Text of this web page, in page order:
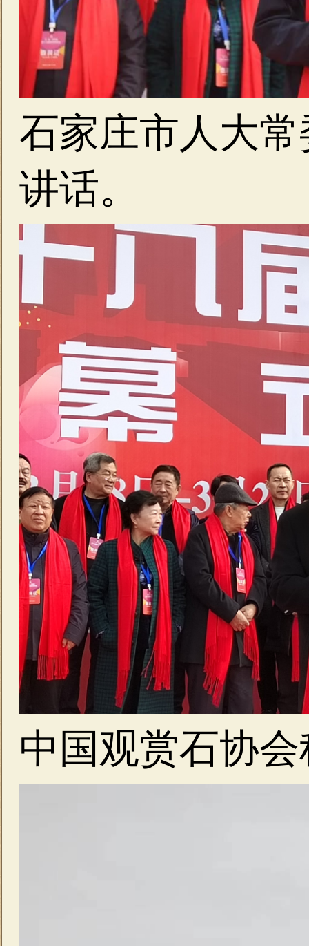
石家庄市人大
讲话。
中国观赏石协